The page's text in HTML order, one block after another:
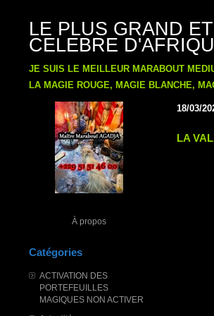
LE PLUS GRAND
CELEBRE
JE SUIS LE MEILLEUR MARABOUT
LA MAGIE ROUGE, MAGIE BLANCHE,
À propos
Catégories
ACTIVATION DES
PORTEFEUILLES
MAGIQUES NON ACTIVER
18/03/
LA